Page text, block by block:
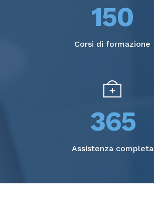
150
Corsi di formazione
365
Assistenza completa